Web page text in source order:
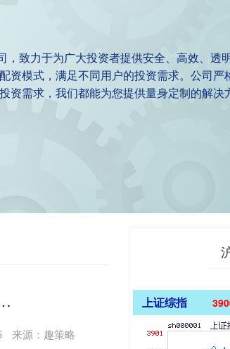
致力于为广大投资者提供安全、高效、透
资模式，满足不同用户的投资需求。公司严
资需求，我们都能为您提供量身定制的解决
收视崩盘剧TOP10! 《千香》第5，冠军是真的烂
来源：趣策略
上证综指